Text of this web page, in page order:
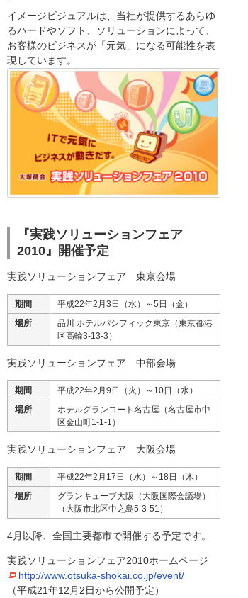
イメージビジュアルは、当社が提供するあらゆ
るハードやソフト、ソリューションによって、
お客様のビジネスが「元気」になる可能性を表
現しています。
『実践ソリューションフェア
2010』開催予定
実践ソリューションフェア 東京会場
期間
平成22年2月3日（水）～5日（金）
場所
品川 ホテルパシフィック東京（東京都港
区高輪3-13-3）
実践ソリューションフェア 中部会場
期間
平成22年2月9日（火）～10日（水）
場所
ホテルグランコート名古屋（名古屋市中
区金山町1-1-1）
実践ソリューションフェア 大阪会場
期間
平成22年2月17日（水）～18日（木）
場所
グランキューブ大阪（大阪国際会議場）
（大阪市北区中之島5-3-51）
4月以降、全国主要都市で開催する予定です。
実践ソリューションフェア2010ホームページ
http://www.otsuka-shokai.co.jp/event/
（平成21年12月2日から公開予定）